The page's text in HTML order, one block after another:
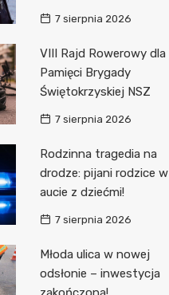
7 sierpnia 2026
VIII Rajd Rowerowy dla
Pamięci Brygady
Świętokrzyskiej NSZ
7 sierpnia 2026
Rodzinna tragedia na
drodze: pijani rodzice w
aucie z dziećmi!
7 sierpnia 2026
Młoda ulica w nowej
odsłonie – inwestycja